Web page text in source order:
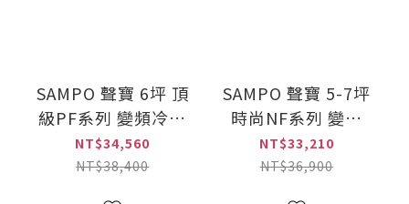
SAMPO 聲寶 6坪 頂
級PF系列 變頻冷暖
分離式一對一冷氣
(AU-PF41DC+AM-
NT$34,560
NT$38,400
SAMPO 聲寶 5-7坪
時尚NF系列 變頻
(冷暖)一對一冷氣
(AU-NF41DC+AM-
NT$33,210
NT$36,900